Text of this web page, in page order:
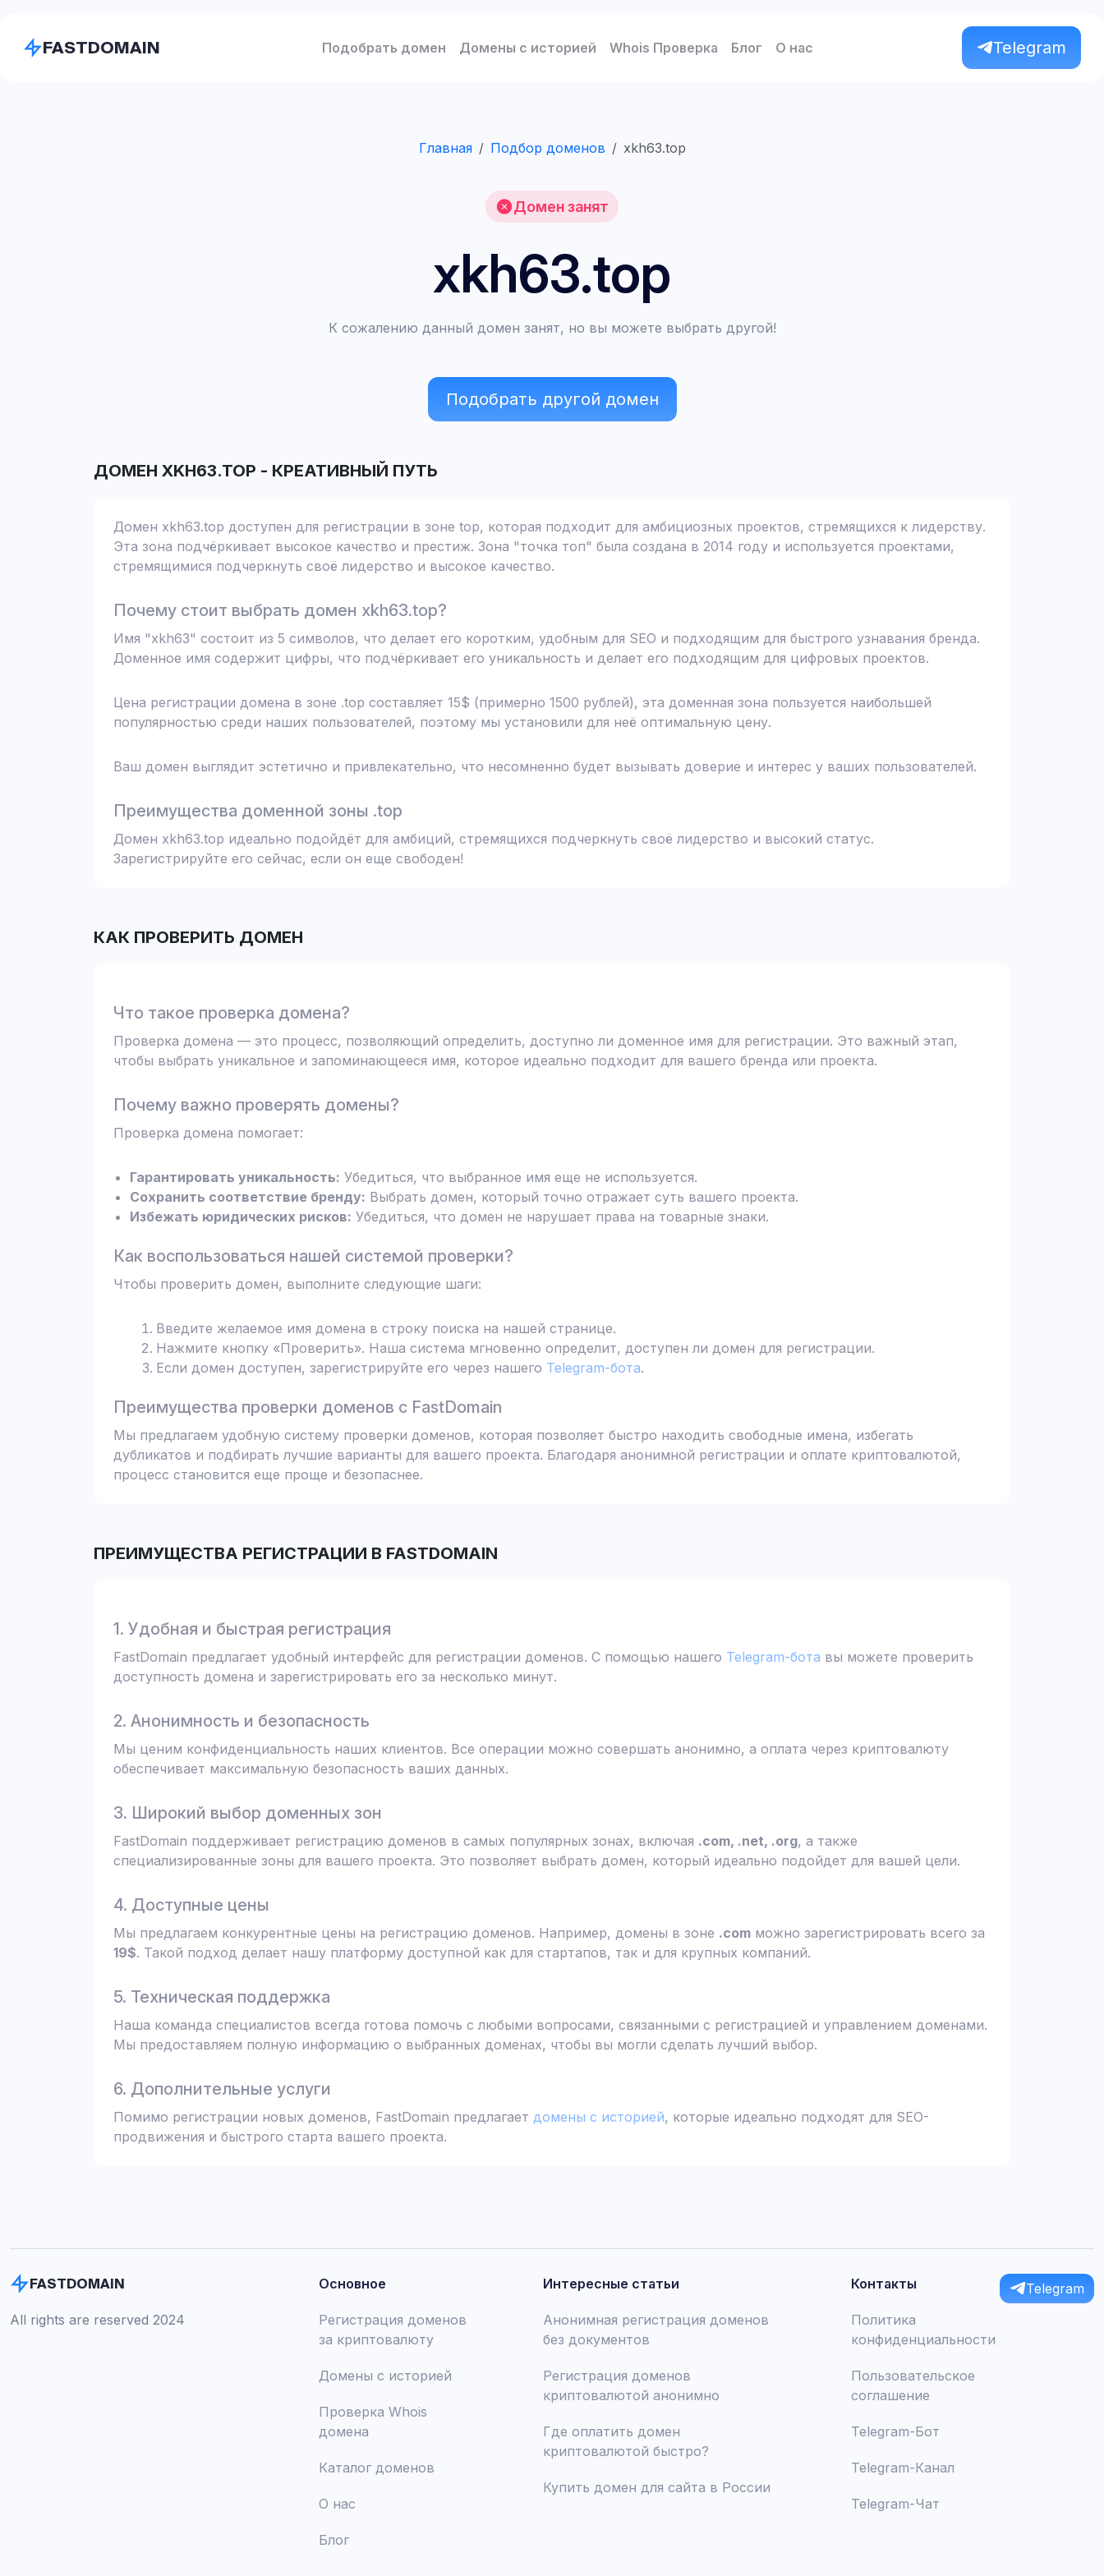
FASTDOMAIN Подобрать домен Домены с историей Whois Проверка Блог О нас Telegram
Главная Подбор доменов xkh63.top
Домен занят
xkh63.top
К сожалению данный домен занят, но вы можете выбрать другой!
Подобрать другой домен
ДОМЕН XKH63.TOP - КРЕАТИВНЫЙ ПУТЬ
Домен xkh63.top доступен для регистрации в зоне top, которая подходит для амбициозных проектов, стремящихся к лидерству.
Эта зона подчёркивает высокое качество и престиж. Зона "точка топ" была создана в 2014 году и используется проектами,
стремящимися подчеркнуть своё лидерство и высокое качество.
Почему стоит выбрать домен xkh63.top?
Имя "xkh63" состоит из 5 символов, что делает его коротким, удобным для SEO и подходящим для быстрого узнавания бренда.
Доменное имя содержит цифры, что подчёркивает его уникальность и делает его подходящим для цифровых проектов.
Цена регистрации домена в зоне .top составляет 15$ (примерно 1500 рублей), эта доменная зона пользуется наибольшей
популярностью среди наших пользователей, поэтому мы установили для неё оптимальную цену.
Ваш домен выглядит эстетично и привлекательно, что несомненно будет вызывать доверие и интерес у ваших пользователей.
Преимущества доменной зоны .top
Домен xkh63.top идеально подойдёт для амбиций, стремящихся подчеркнуть своё лидерство и высокий статус.
Зарегистрируйте его сейчас, если он еще свободен!
КАК ПРОВЕРИТЬ ДОМЕН
Что такое проверка домена?
Проверка домена — это процесс, позволяющий определить, доступно ли доменное имя для регистрации. Это важный этап,
чтобы выбрать уникальное и запоминающееся имя, которое идеально подходит для вашего бренда или проекта.
Почему важно проверять домены?
Проверка домена помогает:
Гарантировать уникальность: Убедиться, что выбранное имя еще не используется.
Сохранить соответствие бренду: Выбрать домен, который точно отражает суть вашего проекта.
Избежать юридических рисков: Убедиться, что домен не нарушает права на товарные знаки.
Как воспользоваться нашей системой проверки?
Чтобы проверить домен, выполните следующие шаги:
Введите желаемое имя домена в строку поиска на нашей странице.
Нажмите кнопку «Проверить». Наша система мгновенно определит, доступен ли домен для регистрации.
Если домен доступен, зарегистрируйте его через нашего Telegram-бота.
Преимущества проверки доменов с FastDomain
Мы предлагаем удобную систему проверки доменов, которая позволяет быстро находить свободные имена, избегать
дубликатов и подбирать лучшие варианты для вашего проекта. Благодаря анонимной регистрации и оплате криптовалютой,
процесс становится еще проще и безопаснее.
ПРЕИМУЩЕСТВА РЕГИСТРАЦИИ В FASTDOMAIN
1. Удобная и быстрая регистрация
FastDomain предлагает удобный интерфейс для регистрации доменов. С помощью нашего Telegram-бота вы можете проверить
доступность домена и зарегистрировать его за несколько минут.
2. Анонимность и безопасность
Мы ценим конфиденциальность наших клиентов. Все операции можно совершать анонимно, а оплата через криптовалюту
обеспечивает максимальную безопасность ваших данных.
3. Широкий выбор доменных зон
FastDomain поддерживает регистрацию доменов в самых популярных зонах, включая .com, .net, .org, а также
специализированные зоны для вашего проекта. Это позволяет выбрать домен, который идеально подойдет для вашей цели.
4. Доступные цены
Мы предлагаем конкурентные цены на регистрацию доменов. Например, домены в зоне .com можно зарегистрировать всего за
19$. Такой подход делает нашу платформу доступной как для стартапов, так и для крупных компаний.
5. Техническая поддержка
Наша команда специалистов всегда готова помочь с любыми вопросами, связанными с регистрацией и управлением доменами.
Мы предоставляем полную информацию о выбранных доменах, чтобы вы могли сделать лучший выбор.
6. Дополнительные услуги
Помимо регистрации новых доменов, FastDomain предлагает домены с историей, которые идеально подходят для SEO-
продвижения и быстрого старта вашего проекта.
FASTDOMAIN
All rights are reserved 2024
Основное
Регистрация доменов
за криптовалюту
Домены с историей
Проверка Whois
домена
Каталог доменов
О нас
Блог
Интересные статьи
Анонимная регистрация доменов
без документов
Регистрация доменов
криптовалютой анонимно
Где оплатить домен
криптовалютой быстро?
Купить домен для сайта в России
Контакты
Политика
конфиденциальности
Пользовательское
соглашение
Telegram-Бот
Telegram-Канал
Telegram-Чат
Telegram